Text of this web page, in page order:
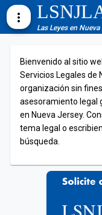
more_vert
Las Leyes en
Bienvenido al sitio
Servicios Legales de
organización sin
asesoramiento legal
en Nueva Jersey.
tema legal o
búsqueda.